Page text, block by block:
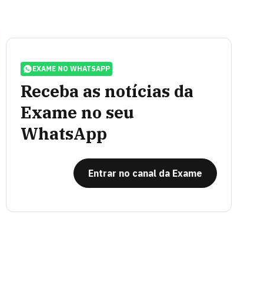
EXAME NO WHATSAPP
Receba as notícias da
Exame no seu
WhatsApp
Entrar no canal da Exame